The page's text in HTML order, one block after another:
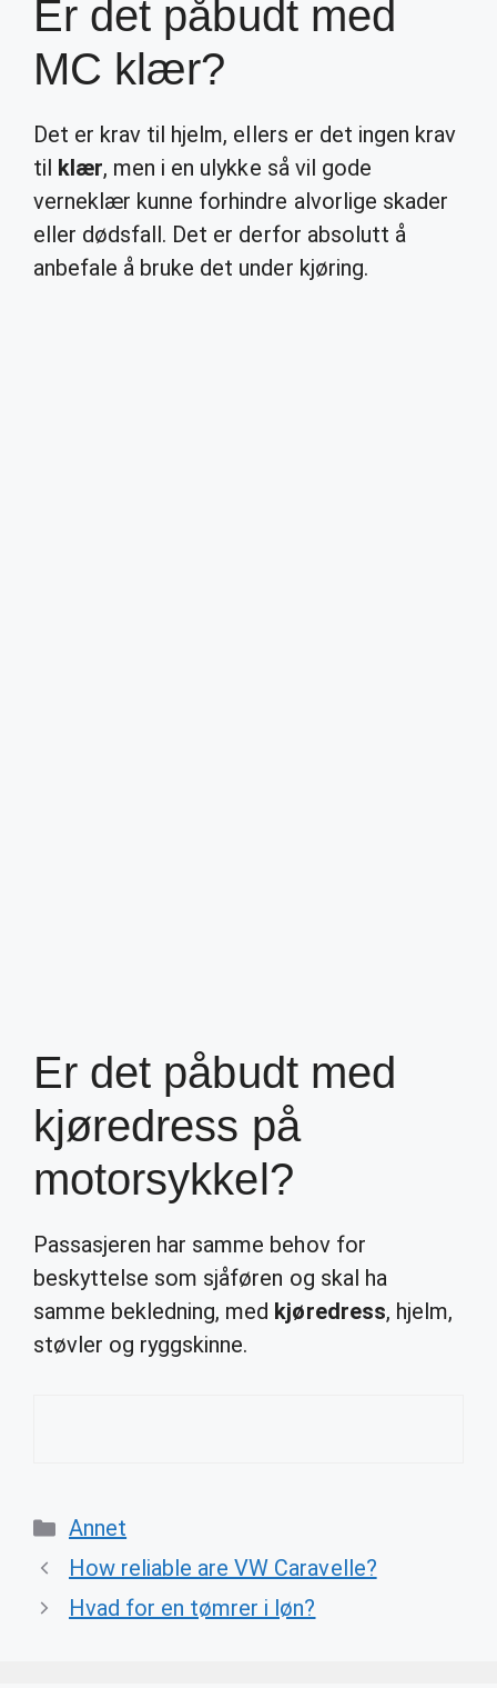
Er det påbudt med
MC klær?
Det er krav til hjelm, ellers er det ingen krav
til klær, men i en ulykke så vil gode
verneklær kunne forhindre alvorlige skader
eller dødsfall. Det er derfor absolutt å
anbefale å bruke det under kjøring.
Er det påbudt med
kjøredress på
motorsykkel?
Passasjeren har samme behov for
beskyttelse som sjåføren og skal ha
samme bekledning, med kjøredress, hjelm,
støvler og ryggskinne.
Categories
Annet
How reliable are VW Caravelle?
Hvad for en tømrer i løn?